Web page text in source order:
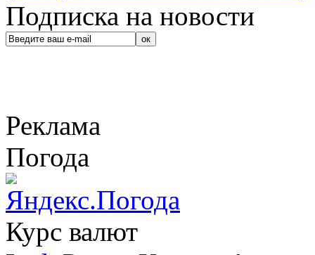
Подписка на новости
Реклама
Погода
Курс валют